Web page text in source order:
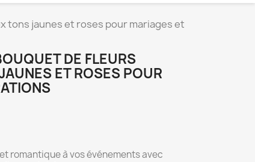
tons jaunes et roses pour mariages et
DE FLEURS
ET ROSES POUR
romantique à vos événements avec